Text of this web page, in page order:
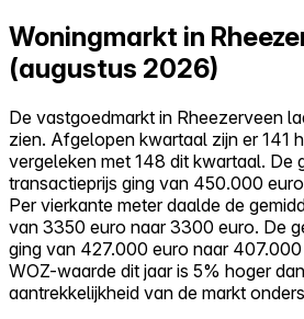
Alles-in-één
Reviews
Prijzen
Log in
Probeer Walter gratis
Woningmarkt in
(augustus 2026)
De vastgoedmarkt in Rheezerveen
zien. Afgelopen kwartaal zijn er 141
vergeleken met 148 dit kwartaal. De
transactieprijs ging van 450.000
Per vierkante meter daalde de
van 3350 euro naar 3300 euro. De
ging van 427.000 euro naar
WOZ-waarde dit jaar is 5% hoger
aantrekkelijkheid van de markt